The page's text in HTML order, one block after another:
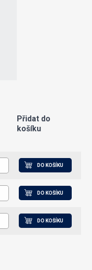
Přidat do
košíku
DO KOŠÍKU
DO KOŠÍKU
DO KOŠÍKU